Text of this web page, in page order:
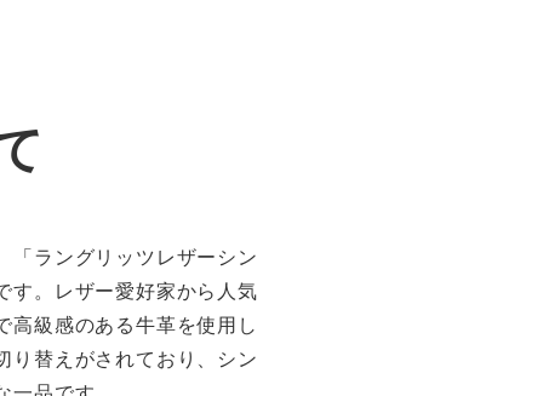
「ラングリッツレザーシン
す。レザー愛好家から人気
高級感のある牛革を使用し
り替えがされており、シン